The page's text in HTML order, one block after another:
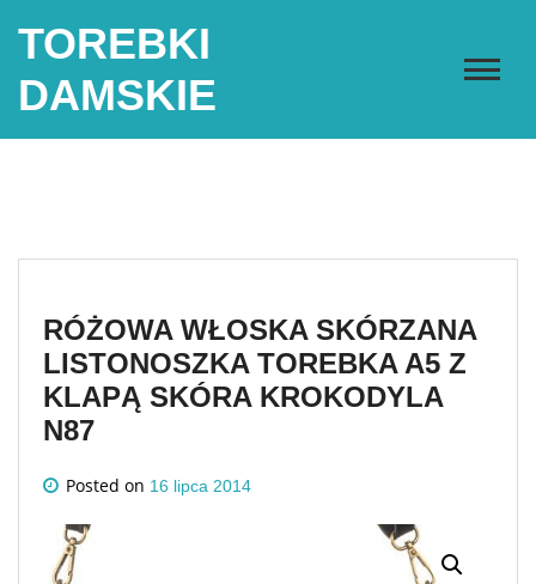
TOREBKI
DAMSKIE
RÓŻOWA WŁOSKA SKÓRZANA
LISTONOSZKA TOREBKA A5 Z
KLAPĄ SKÓRA KROKODYLA
N87
Posted on 16 lipca 2014